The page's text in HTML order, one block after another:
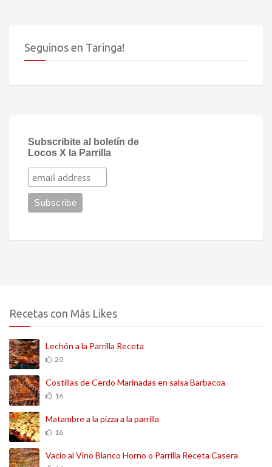
Seguinos en Taringa!
Subscribite al boletín de
Locos X la Parrilla
Recetas con Más Likes
Lechón a la Parrilla Receta
20
Costillas de Cerdo Marinadas en salsa Barbacoa
16
Matambre a la pizza a la parrilla
16
Vacío al Vino Blanco Horno o Parrilla Receta Casera